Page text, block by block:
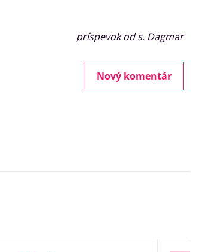
príspevok od s. Dagmar
Nový komentár